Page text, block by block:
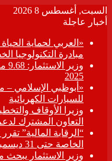
السبت, أغسطس 8 2026
أخبار عاجلة
«العربي لحماية
مبادرة التكنولوجيا
2025
«أبوظبي الإسلامي
للسيارات الكهربائية
وزيرا الأوقاف
التعاون المشترك
“الرقابة المالية”
الخاصة حتى 31 ديسمبر المقبل
وزير الاستثمار يبحث